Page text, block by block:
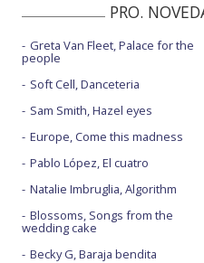
These walls - con Pierre de
These walls - Visualiser
Training season
Training season - BRIT
Training season - con letra
Training season - London
Training season / Houdini -
PRO.
Greta Van Fleet, Palace for the
people
Soft Cell, Danceteria
Sam Smith, Hazel eyes
Europe, Come this madness
Pablo López, El cuatro
Natalie Imbruglia, Algorithm
Blossoms, Songs from the
wedding cake
Becky G, Baraja bendita